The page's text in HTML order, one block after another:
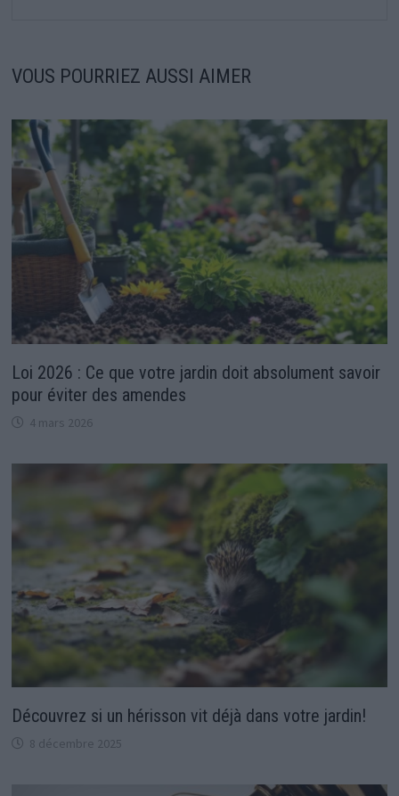
VOUS POURRIEZ AUSSI AIMER
Loi 2026 : Ce que votre jardin doit absolument savoir
pour éviter des amendes
4 mars 2026
Découvrez si un hérisson vit déjà dans votre jardin!
8 décembre 2025